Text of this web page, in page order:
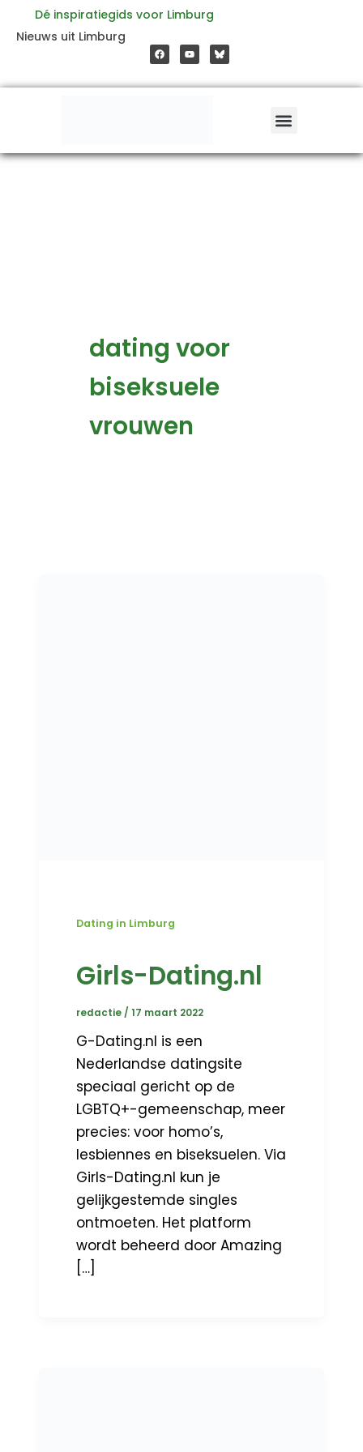
inhoud
Dé inspiratiegids voor Limburg
Nieuws uit Limburg
a
c
e
o
o
o
u
t
b
e
dating voor
biseksuele
vrouwen
Dating in Limburg
Girls-Dating.nl
redactie/17 maart 2022
G-Dating.nl is een
Nederlandse datingsite
speciaal gericht op de
LGBTQ+-gemeenschap, meer
precies: voor homo’s,
lesbiennes en biseksuelen. Via
Girls-Dating.nl kun je
gelijkgestemde singles
ontmoeten. Het platform
wordt beheerd door Amazing
[…]